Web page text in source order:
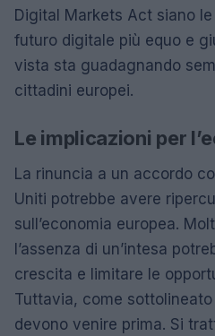
Digital Markets Act siano
futuro digitale più equo e
vista sta guadagnando
cittadini europei.
Le implicazioni per
La rinuncia a un accordo
Uniti potrebbe avere
sull’economia europea.
l’assenza di un’intesa
crescita e limitare le
Tuttavia, come
devono venire prima. Si